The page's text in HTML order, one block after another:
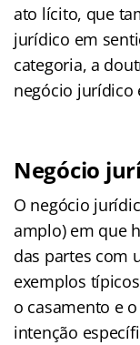
ato lícito, que
jurídico em
categoria, a
negócio jurídico
Negócio
O negócio
amplo) em que
das partes com
exemplos
o casamento e
intenção